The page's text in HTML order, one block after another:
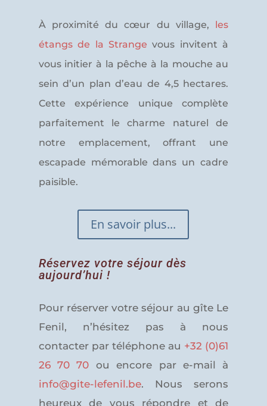
À proximité du cœur du village, les
étangs de la Strange vous invitent à
vous initier à la pêche à la mouche au
sein d’un plan d’eau de 4,5 hectares.
Cette expérience unique complète
parfaitement le charme naturel de
notre emplacement, offrant une
escapade mémorable dans un cadre
paisible.
En savoir plus...
Réservez votre séjour dès
aujourd’hui !
Pour réserver votre séjour au gîte Le
Fenil, n’hésitez pas à nous
contacter par téléphone au +32 (0)61
26 70 70 ou encore par e-mail à
info@gite-lefenil.be. Nous serons
heureux de vous répondre et de